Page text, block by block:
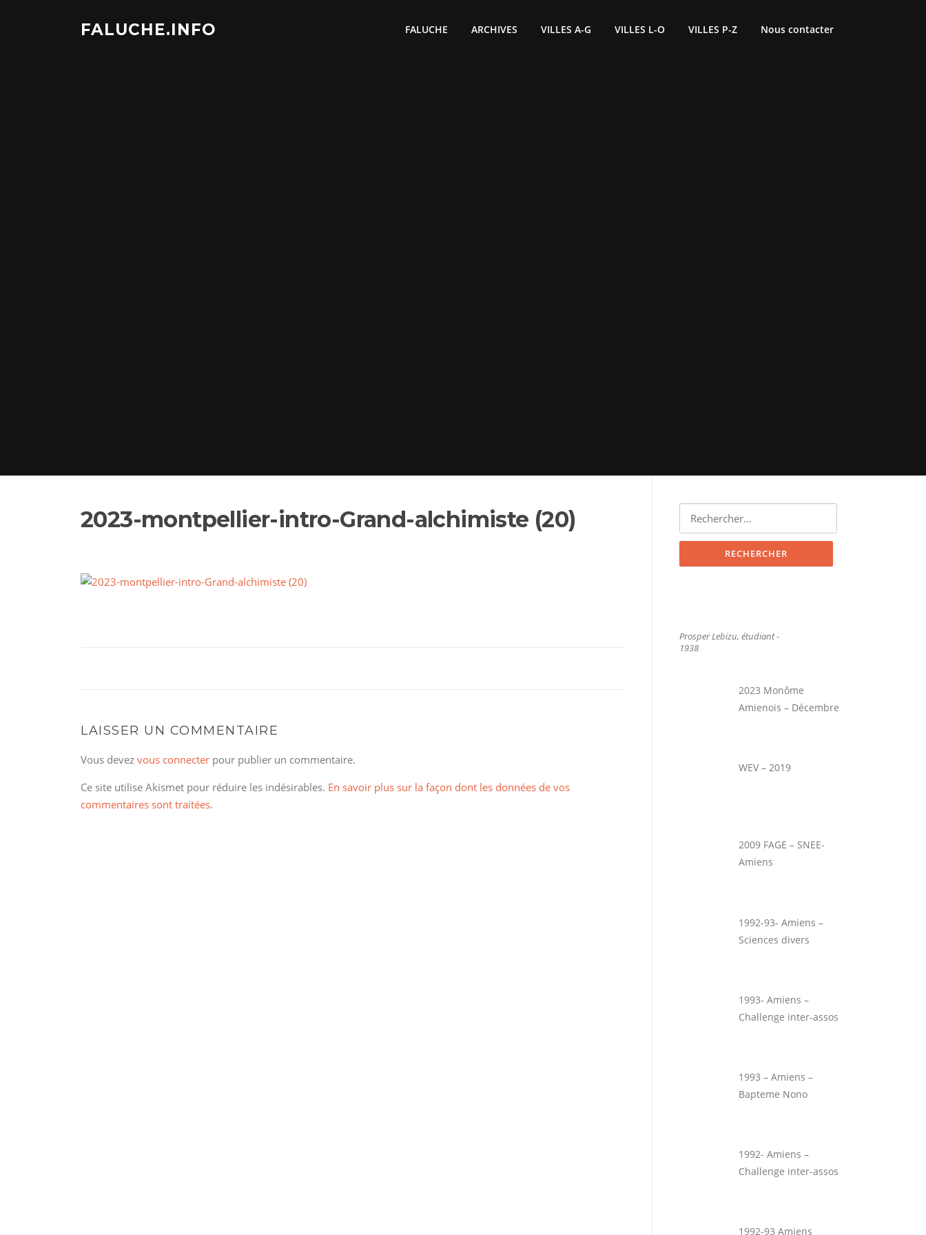
FALUCHE.INFO FALUCHE ARCHIVES VILLES A-G VILLES L-O VILLES P-Z Nous contacter
2023-montpellier-intro-Grand-alchimiste (20)
LAISSER UN COMMENTAIRE
Vous devez vous connecter pour publier un commentaire.
Ce site utilise Akismet pour réduire les indésirables. En savoir plus sur la façon dont les données de vos
commentaires sont traitées.
Rechercher :
Prosper Lebizu, étudiant -
1938
2023 Monôme
Amienois – Décembre
WEV – 2019
2009 FAGE – SNEE-
Amiens
1992-93- Amiens –
Sciences divers
1993- Amiens –
Challenge inter-assos
1993 – Amiens –
Bapteme Nono
1992- Amiens –
Challenge inter-assos
1992-93 Amiens